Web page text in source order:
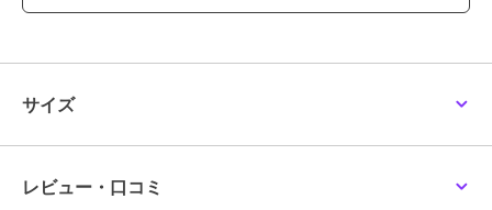
／ネックレス・ペンダント
性別タイプ
サイズ
レビュー・口コミ